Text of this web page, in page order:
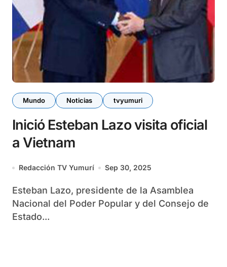
Mundo Noticias tvyumuri
Inició Esteban Lazo visita oficial
a Vietnam
Redacción TV Yumurí Sep 30, 2025
Esteban Lazo, presidente de la Asamblea
Nacional del Poder Popular y del Consejo de
Estado...